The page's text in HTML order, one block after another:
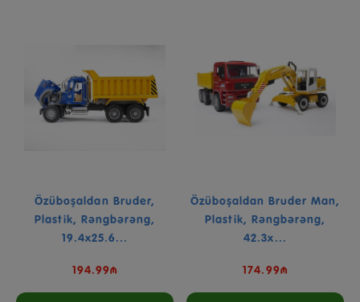
Özüboşaldan Bruder,
Plastik, Rəngbərəng,
19.4x25.6...
194.99₼
Özüboşaldan Bruder Man,
Plastik, Rəngbərəng,
42.3x...
174.99₼